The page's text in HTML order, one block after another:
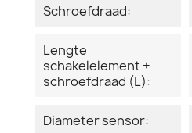
Schroefdraad:
Lengte
schakelelement +
schroefdraad (L):
Diameter sensor: